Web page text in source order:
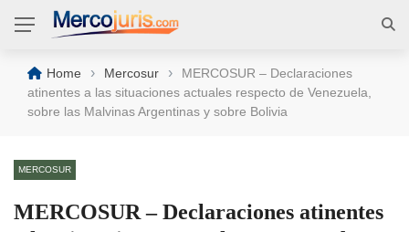
Home › Mercosur ›
MERCOSUR – Declaraciones
atinentes a las situaciones actuales respecto de Venezuela,
sobre las Malvinas Argentinas y sobre Bolivia
MERCOSUR
MERCOSUR – Declaraciones atinentes